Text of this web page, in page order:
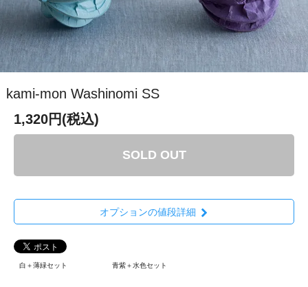
kami-mon Washinomi SS
1,320円(税込)
SOLD OUT
オプションの値段詳細
白＋薄緑セット 青紫＋水色セット